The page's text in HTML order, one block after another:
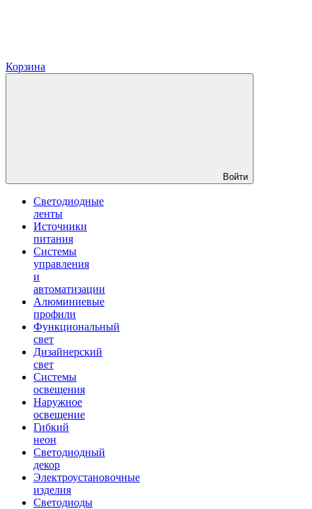
Корзина
Войти
Светодиодные
ленты
Источники
питания
Системы
управления
и
автоматизации
Алюминиевые
профили
Функциональный
свет
Дизайнерский
свет
Системы
освещения
Наружное
освещение
Гибкий
неон
Светодиодный
декор
Электроустановочные
изделия
Светодиоды